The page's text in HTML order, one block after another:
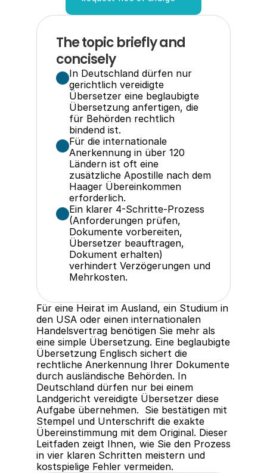
The topic briefly and
concisely
In Deutschland dürfen nur
gerichtlich vereidigte
Übersetzer eine beglaubigte
Übersetzung anfertigen, die
für Behörden rechtlich
bindend ist.
Für die internationale
Anerkennung in über 120
Ländern ist oft eine
zusätzliche Apostille nach dem
Haager Übereinkommen
erforderlich.
Ein klarer 4-Schritte-Prozess
(Anforderungen prüfen,
Dokumente vorbereiten,
Übersetzer beauftragen,
Dokument erhalten)
verhindert Verzögerungen und
Mehrkosten.
Für eine Heirat im Ausland, ein Studium in
den USA oder einen internationalen
Handelsvertrag benötigen Sie mehr als
eine simple Übersetzung. Eine beglaubigte
Übersetzung Englisch sichert die
rechtliche Anerkennung Ihrer Dokumente
durch ausländische Behörden. In
Deutschland dürfen nur bei einem
Landgericht vereidigte Übersetzer diese
Aufgabe übernehmen.  Sie bestätigen mit
Stempel und Unterschrift die exakte
Übereinstimmung mit dem Original. Dieser
Leitfaden zeigt Ihnen, wie Sie den Prozess
in vier klaren Schritten meistern und
kostspielige Fehler vermeiden.